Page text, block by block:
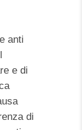
anti
e di
di